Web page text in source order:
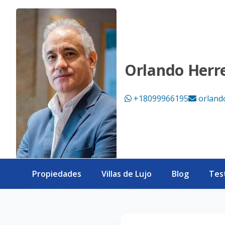
Orlando
+18099966195
Propiedades Villas de Lujo Blog
Página no encontrada - eXp Realty República Dominicana